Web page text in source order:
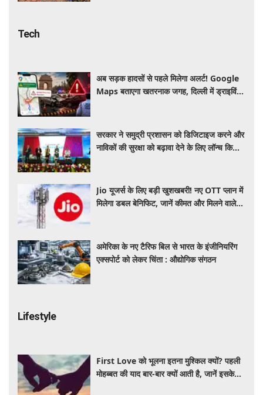
Tech
अब सड़क हादसों से पहले मिलेगा अलर्ट! Google
Maps बताएगा खतरनाक जगह, दिल्ली में ड्राइविंग
सरकार ने समुद्री प्रशासन को डिजिटाइज करने और
नाविकों की सुरक्षा को बढ़ावा देने के लिए लॉन्च किया
Jio यूजर्स के लिए बड़ी खुशखबरी! नए OTT प्लान में
मिलेगा डबल बेनिफिट, जानें कीमत और मिलने वाले
अमेरिका के नए टैरिफ बिल से भारत के इंजीनियरिंग
एक्सपोर्ट को लेकर चिंता : औद्योगिक संगठन
Lifestyle
First Love को भूलना इतना मुश्किल क्यों? पहली
मोहब्बत की याद बार-बार क्यों आती है, जानें इसके